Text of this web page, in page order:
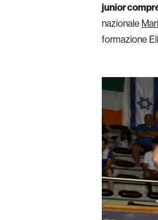
junior
nazionale
formazione